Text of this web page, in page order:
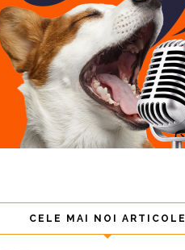
CELE MAI NOI ARTICOLE